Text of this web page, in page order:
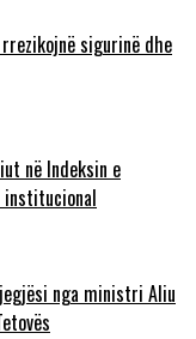
sigurinë dhe
në Indeksin e
nga ministri Aliu